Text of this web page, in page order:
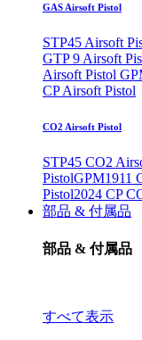
GAS Airsoft Pistol
STP45 Airsoft
GTP 9 Airsoft
Airsoft Pistol
CP Airsoft Pistol
CO2 Airsoft Pistol
STP45 CO2
PistolGPM1911
Pistol2024 CP
部品 & 付属品
部品 & 付属品
すべて表示